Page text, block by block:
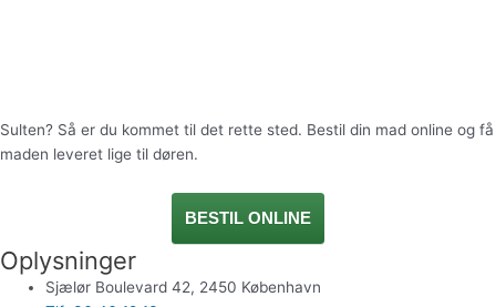
Sulten? Så er du kommet til det rette sted. Bestil din mad online og få
maden leveret lige til døren.
BESTIL ONLINE
Oplysninger
Sjælør Boulevard 42, 2450 København